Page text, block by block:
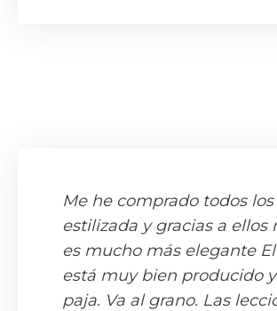
Me he comprado todos
estilizada y gracias a ellos
es mucho más elegante
está muy bien producido
paja. Va al grano. Las